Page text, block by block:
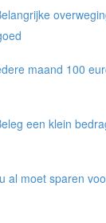
maand 100
een klein
al moet sparen